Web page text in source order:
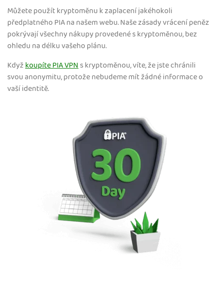
Můžete použít kryptoměnu k zaplacení jakéhokoli
předplatného PIA na našem webu. Naše zásady vrácení peněz
pokrývají všechny nákupy provedené s kryptoměnou, bez
ohledu na délku vašeho plánu.
Kdyžkoupíte PIA VPNs kryptoměnou, víte, že jste chránili
svou anonymitu, protože nebudeme mít žádné informace o
vaší identitě.